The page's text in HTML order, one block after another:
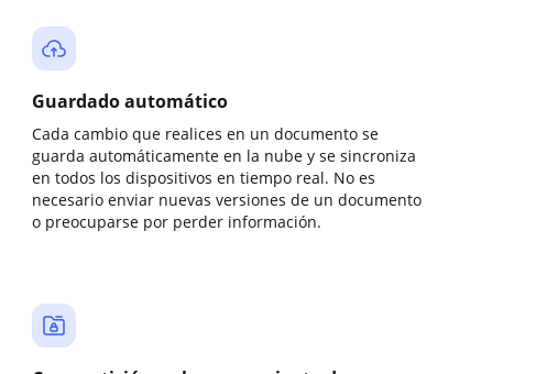
Guardado automático
Cada cambio que realices en un documento se
guarda automáticamente en la nube y se sincroniza
en todos los dispositivos en tiempo real. No es
necesario enviar nuevas versiones de un documento
o preocuparse por perder información.